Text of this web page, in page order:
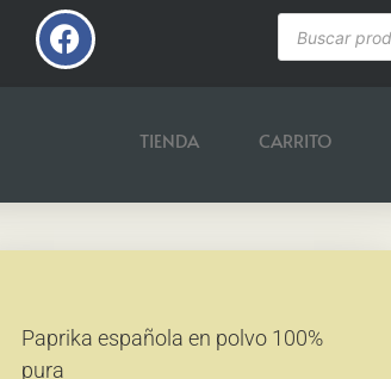
TIENDA CARRITO
Paprika española en polvo 100%
pura